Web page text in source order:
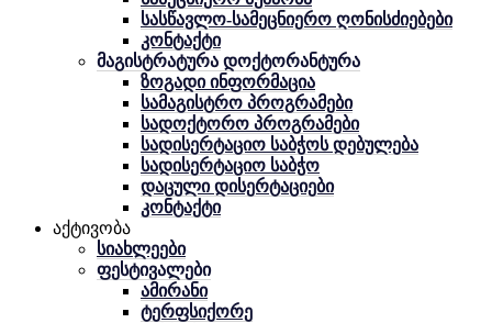
სასწავლო-სამეცნიერო ღონისძიებები
კონტაქტი
მაგისტრატურა დოქტორანტურა
ზოგადი ინფორმაცია
სამაგისტრო პროგრამები
სადოქტორო პროგრამები
სადისერტაციო საბჭოს დებულება
სადისერტაციო საბჭო
დაცული დისერტაციები
კონტაქტი
აქტივობა
სიახლეები
ფესტივალები
ამირანი
ტერფსიქორე